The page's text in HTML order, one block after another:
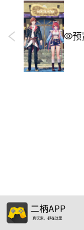
预